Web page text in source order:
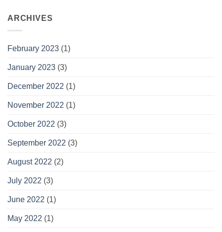
ARCHIVES
February 2023 (1)
January 2023 (3)
December 2022 (1)
November 2022 (1)
October 2022 (3)
September 2022 (3)
August 2022 (2)
July 2022 (3)
June 2022 (1)
May 2022 (1)